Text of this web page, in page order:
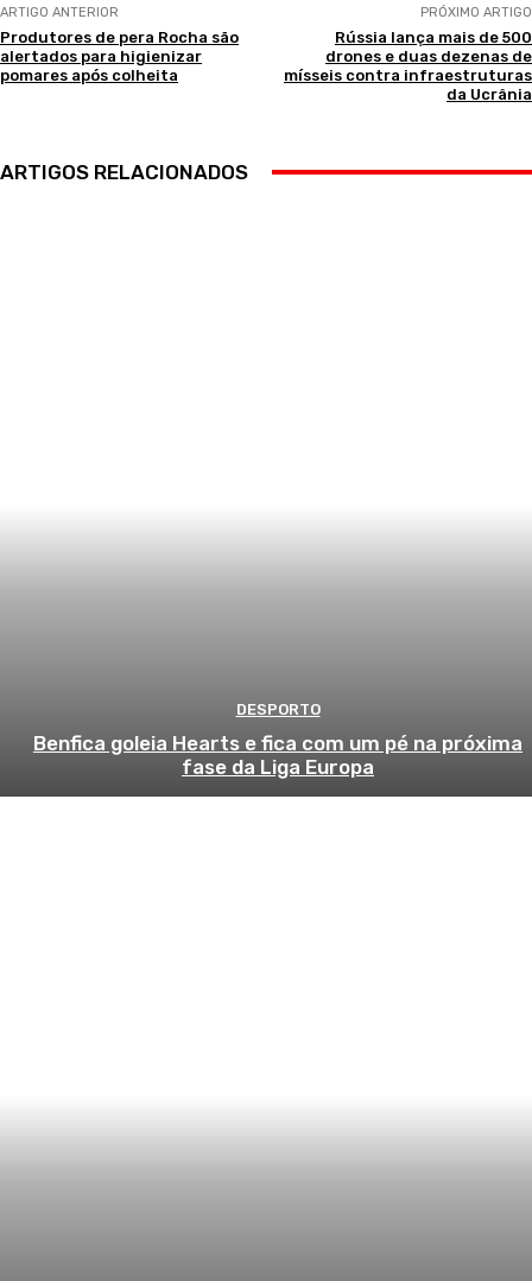
ARTIGO ANTERIOR
Produtores de pera Rocha são
alertados para higienizar
pomares após colheita
PRÓXIMO ARTIGO
Rússia lança mais de 500
drones e duas dezenas de
mísseis contra infraestruturas
da Ucrânia
ARTIGOS RELACIONADOS
DESPORTO
Benfica goleia Hearts e fica com um pé na próxima
fase da Liga Europa